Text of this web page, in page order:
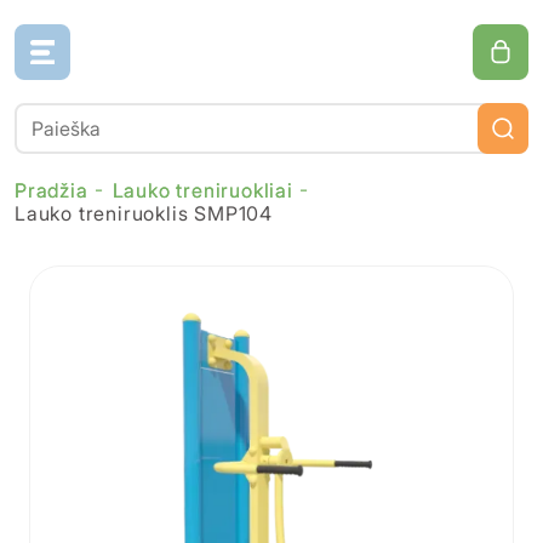
Pradžia
Lauko treniruokliai
Lauko treniruoklis SMP104